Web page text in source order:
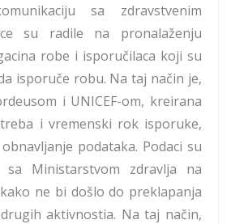
sa zdravstvenim
su radile na pronalaženju
robe i isporučilaca koji su
isporuče robu. Na taj način je,
i UNICEF-om, kreirana
i vremenski rok isporuke,
podataka. Podaci su
sa Ministarstvom zdravlja na
ne bi došlo do preklapanja
aktivnostia. Na taj način,